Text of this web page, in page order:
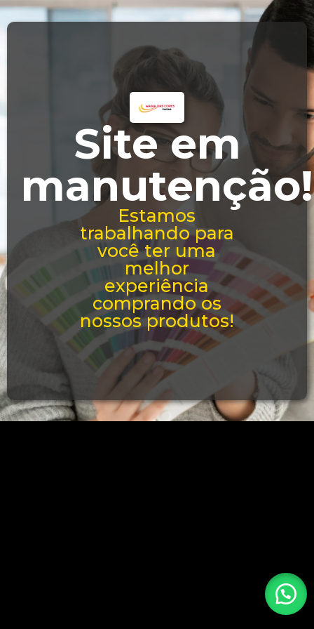
Site em
manutenção!
Estamos
trabalhando para
você ter uma
melhor
experiência
comprando os
nossos produtos!